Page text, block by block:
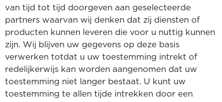
van tijd tot tijd doorgeven aan geselecteerde
partners waarvan wij denken dat zij diensten of
producten kunnen leveren die voor u nuttig kunnen
zijn. Wij blijven uw gegevens op deze basis
verwerken totdat u uw toestemming intrekt of
redelijkerwijs kan worden aangenomen dat uw
toestemming niet langer bestaat. U kunt uw
toestemming te allen tijde intrekken door een